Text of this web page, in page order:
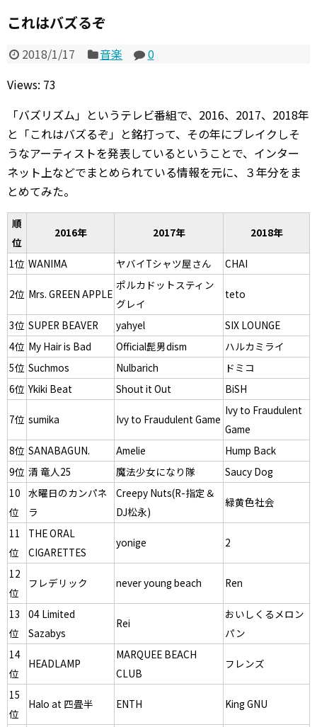
これはバズるぞ
2018/1/17 音楽
0
Views: 73
「バズリズム」というテレビ番組で、2016、2017、2018年
と「これはバズるぞ」と銘打って、その年にブレイクしそ
うなアーティストを発表しているということで、インター
ネット上などでまとめられている情報を元に、３年分をま
とめてみた。
順
位
2016年 2017年 2018年
1位 WANIMA ヤバイTシャツ屋さん CHAI
2位 Mrs. GREEN APPLE
ポルカドットスティン
グレイ
teto
3位 SUPER BEAVER yahyel
SIX LOUNGE
4位 My Hair is Bad Official髭男dism
ハルカミライ
5位 Suchmos Nulbarich
ドミコ
6位 Ykiki Beat Shout it Out BiSH
7位 sumika Ivy to Fraudulent Game
Ivy to Fraudulent
Game
8位 SANABAGUN. Amelie
Hump Back
9位 清 竜人25 魔法少女になり隊
Saucy Dog
10
位
水曜日のカンパネ
ラ
Creepy Nuts(R-指定＆
DJ松永)
緑黄色社会
11
位
THE ORAL
CIGARETTES
yonige 2
12
位
フレデリック never young beach Ren
13
位
04 Limited
Sazabys
Rei
おいしくるメロン
パン
14
位
HEADLAMP
MARQUEE BEACH
CLUB
フレンズ
15
位
Halo at 四畳半 ENTH King GNU